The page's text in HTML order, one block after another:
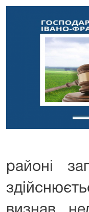
районі